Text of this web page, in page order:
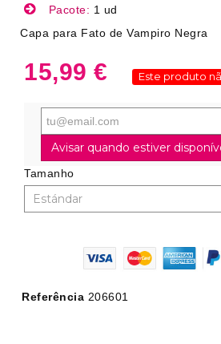
Pacote: 1 ud
Capa para Fato de Vampiro Negra
15,99 € Este produto
Avisar quando estiver
Tamanho
Referência 206601